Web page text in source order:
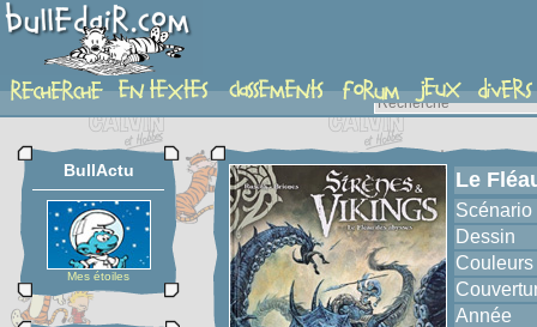
album
BullActu
Mes étoiles
Le
Scénario
Dessin
Couleurs
Année